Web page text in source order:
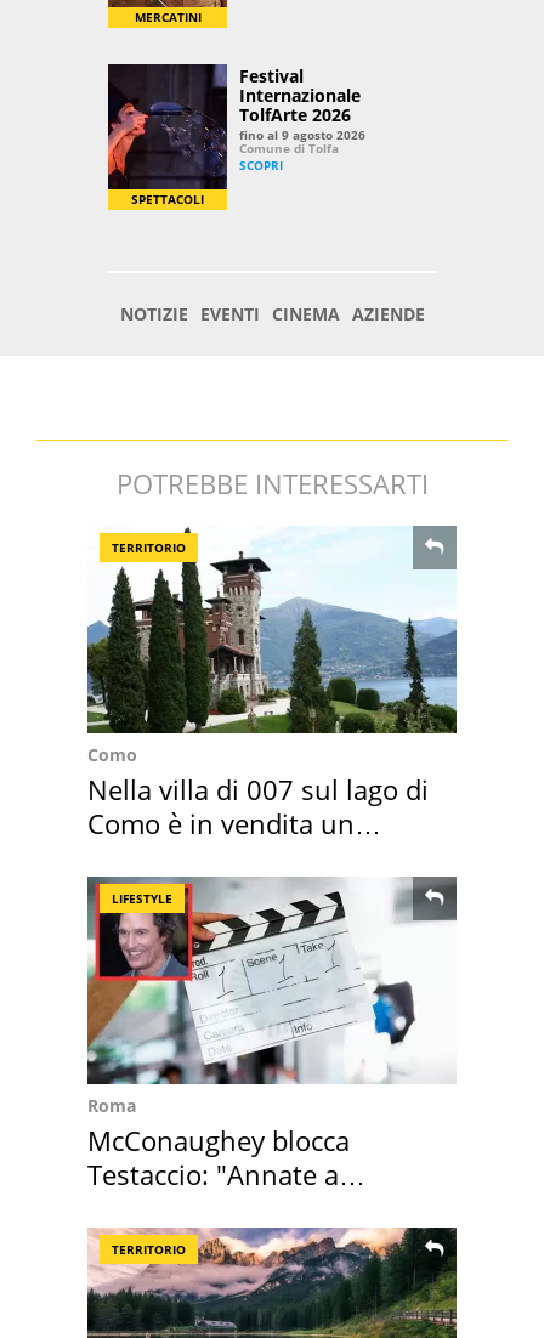
POTREBBE INTERESSARTI
TERRITORIO
Como
Nella villa di 007 sul lago di
Como è in vendita un
LIFESTYLE
Roma
McConaughey blocca
Testaccio: "Annate a
TERRITORIO